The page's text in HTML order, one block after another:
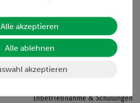
Übersicht Service
Beratung & Showroom
Inventarisierungs- &
Inbetriebnahme & Schulungen
Alle akzeptieren
Alle ablehnen
akzeptieren